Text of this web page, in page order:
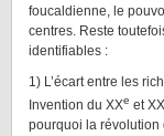
foucaldienne, le
centres. Reste
identifiables :
1) L’écart entre les
Invention du XXe et XXI
pourquoi la révolution